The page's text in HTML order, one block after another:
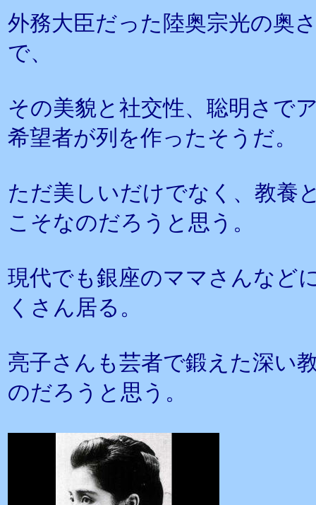
外務大臣だった陸奥宗光の奥
で、
その美貌と社交性、聡明さで
希望者が列を作ったそうだ。
ただ美しいだけでなく、教養
こそなのだろうと思う。
現代でも銀座のママさんなど
くさん居る。
亮子さんも芸者で鍛えた深い
のだろうと思う。